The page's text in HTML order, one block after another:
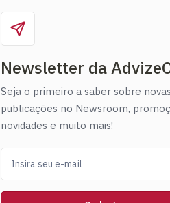
Newsletter da
Seja o primeiro a saber sobre novas
publicações no Newsroom,
novidades e muito mais!